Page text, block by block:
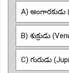
A) అంగారకుడు
B) శుక్రుడు
C) గురుడు